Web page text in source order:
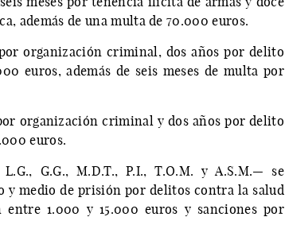
además de una multa de 70.000 euros.
organización criminal, dos años por delito
euros, además de seis meses de multa por
organización criminal y dos años por delito
euros.
G.G., M.D.T., P.I., T.O.M. y A.S.M.— se
y medio de prisión por delitos contra la salud
entre 1.000 y 15.000 euros y sanciones por